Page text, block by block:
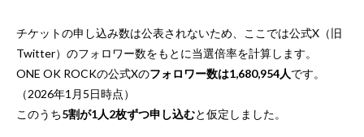
チケットの申し込み数は公表されないため、ここでは公式X（旧
Twitter）のフォロワー数をもとに当選倍率を計算します。
ONE OK ROCKの公式Xのフォロワー数は1,680,954人です。
（2026年1月5日時点）
このうち5割が1人2枚ずつ申し込むと仮定しました。